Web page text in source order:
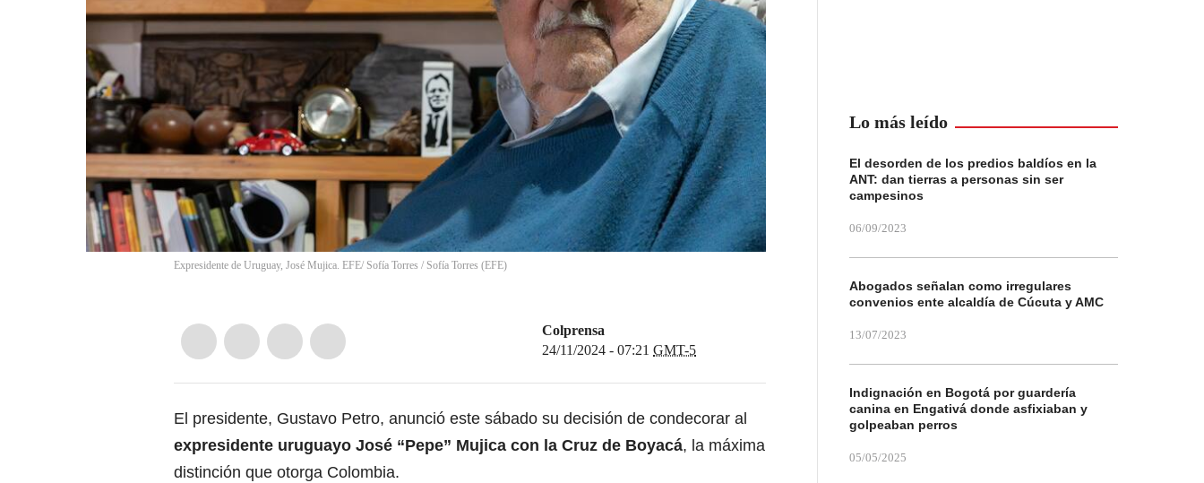
Expresidente de Uruguay, José Mujica. EFE/ Sofía Torres / Sofía Torres (EFE)
Colprensa
24/11/2024 - 07:21 GMT-5
El presidente, Gustavo Petro, anunció este sábado su decisión de condecorar al
expresidente uruguayo José “Pepe” Mujica con la Cruz de Boyacá, la máxima
distinción que otorga Colombia.
Lo más leído
El desorden de los predios baldíos en la
ANT: dan tierras a personas sin ser
campesinos
06/09/2023
Abogados señalan como irregulares
convenios ente alcaldía de Cúcuta y AMC
13/07/2023
Indignación en Bogotá por guardería
canina en Engativá donde asfixiaban y
golpeaban perros
05/05/2025